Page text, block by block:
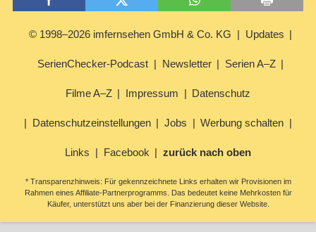
© 1998–2026 imfernsehen GmbH & Co. KG Updates
SerienChecker-Podcast Newsletter Serien A–Z
Filme A–Z Impressum Datenschutz
Datenschutzeinstellungen Jobs Werbung schalten
Links Facebook zurück nach oben
* Transparenzhinweis: Für gekennzeichnete Links erhalten wir Provisionen im
Rahmen eines Affiliate-Partnerprogramms. Das bedeutet keine Mehrkosten für
Käufer, unterstützt uns aber bei der Finanzierung dieser Website.